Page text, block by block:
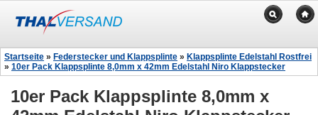
Startseite » Federstecker und Klappsplinte » Klappsplinte Edelstahl Rostfrei
» 10er Pack Klappsplinte 8,0mm x 42mm Edelstahl Niro Klappstecker
10er Pack Klappsplinte 8,0mm x